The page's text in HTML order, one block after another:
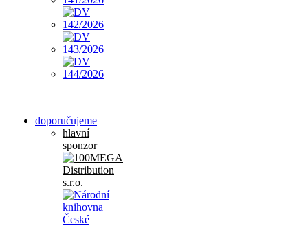
doporučujeme
hlavní
sponzor